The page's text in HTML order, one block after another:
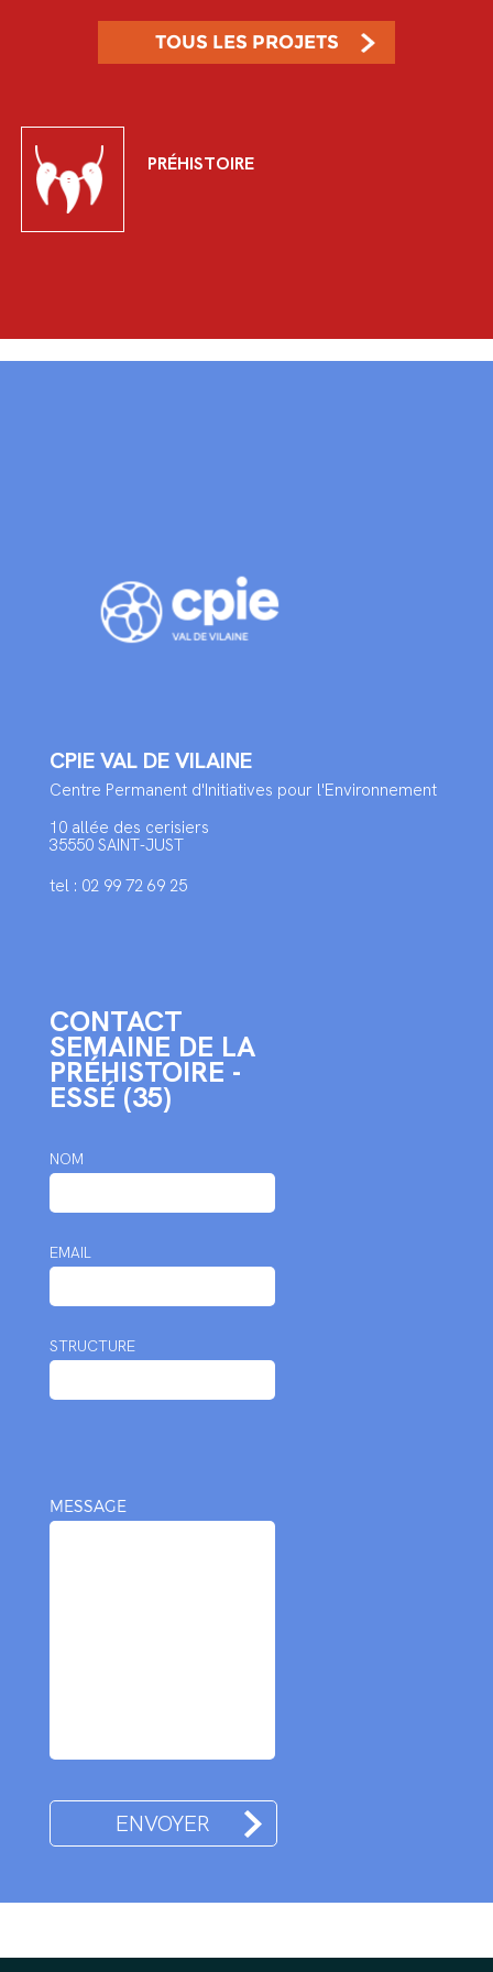
TOUS LES PROJETS
PRÉHISTOIRE
CPIE VAL DE VILAINE
Centre Permanent d'Initiatives pour l'Environnement
10 allée des cerisiers
35550 SAINT-JUST
tel : 02 99 72 69 25
CONTACT
SEMAINE DE LA
PRÉHISTOIRE -
ESSÉ (35)
NOM
EMAIL
STRUCTURE
MESSAGE